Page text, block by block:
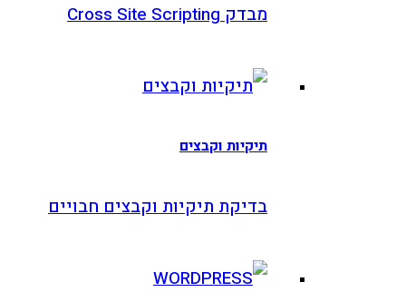
תיקיות וקבצים
בדיקת תיקיות וקבצים חבויים